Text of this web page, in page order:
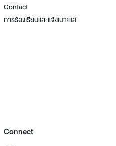
Contact
การร้องเรียนและแจ้งเบาะแส
Connect